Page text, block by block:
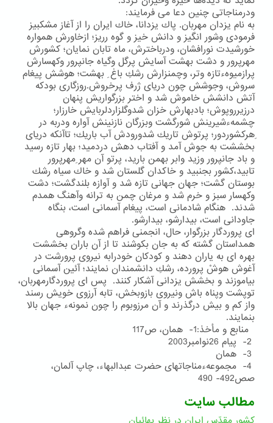
ودرمناجاتی چنین دعا می فرمایند:
به نام یزدان مهربان. پاك یزدانا، خاك ایران را از آغاز مشكبیز
فرمودی وشور انگیز و دانش خیز و گوه رریز؛ ازخاورش همواره
خورشیدت نورافشان، ودرباخترش، ماه تابان نمایان؛ كشورش
مهرپرور و دشت بهشت آسایش پرگل وگیاه جانپرور وكهسارش
پرازمیوهءتازه وتر، وچمنزارش رشكِ باغ ِ بهشت؛ هوشش پیغام
سروش، وجوشش چون دریای ژرف پرخروش.روزگاری بودكه
آتش دانشش خاموش شد و اختر بزرگواریش پنهان
درزیرروپوش؛ بادبهارش خزان شدوگلزاردلربایش خارزار؛
چشمهءشیرینش شورگشت وبزرگان نازنینش آواره ودربه در
ِهركشوردور؛ پرتوش تاریك شدورودش آب باریك؛ تاآنكه دریای
بخششت به جوش آمد و آفتاب دهش دردمید؛ بهار تازه رسید
و باد جانپرور وزید وابر بهمن بارید، پرتو آن مهر ِمهرپرور
تابید،كشور بجنبید و خاكدان گلستان شد و خاك سیاه رشك
بوستان گشت؛ جهان جهانی تازه شد و آوازه بلندگشت؛ دشت
وكهسار سبز و خرم شد و مرغان چمن به ترانه وآهنگ همدم
شدند. هنگام شادمانی است، پیغام آسمانی است، بنگاه
جاودانی است، بیدارشو، بیدارشو.
ای پروردگار بزرگوار، حال، انجمنی فراهم شده وگروهی
همداستان گشته كه به جان بكوشند تا از آن باران بخششت
بهره ای به یاران دهند و كودكان خودرابه نیروی پرورشت در
آغوش هوشْ پرورده، رشكِ دانشمندان نمایند؛ آئین آسمانی
بیاموزند و بخشش یزدانی آشكار كنند. پس ای پروردگارمهربان،
توپشت وپناه باش ونیروی بازوبخش، تابه آرزوی خویش رسند
واز كم و بیش درگذرند و آن مرزوبوم را چون نمونهء جهان بالا
بنمایند.
منابع و مأخذ:1- همان، ص117
4- مجموعهءمناجاتهای حضرت عبدالبهاء، چاپ آلمان،
صص492- 490
مطالب سایت